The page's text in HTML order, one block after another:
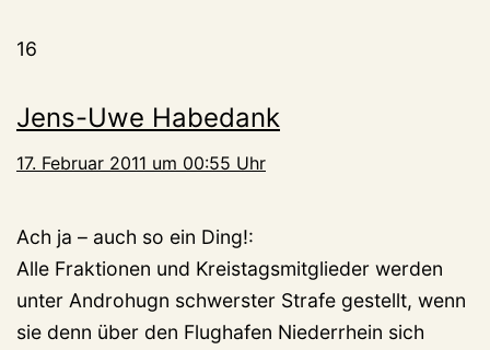
16
Jens-Uwe Habedank
17. Februar 2011 um 00:55 Uhr
Ach ja – auch so ein Ding!:
Alle Fraktionen und Kreistagsmitglieder werden
unter Androhugn schwerster Strafe gestellt, wenn
sie denn über den Flughafen Niederrhein sich